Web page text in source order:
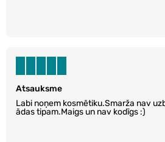
Atsauksme
Labi noņem kosmētiku.Smarža nav
ādas tipam.Maigs un nav kodīgs :)